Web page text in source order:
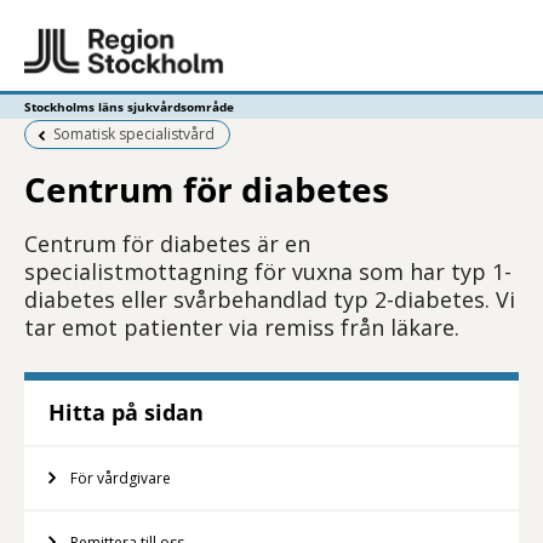
Stockholms läns sjukvårdsområde
Föregående sida:
Somatisk specialistvård
Centrum för diabetes
Centrum för diabetes är en
specialistmottagning för vuxna som har typ 1-
diabetes eller svårbehandlad typ 2-diabetes. Vi
tar emot patienter via remiss från läkare.
Hitta på sidan
För vårdgivare